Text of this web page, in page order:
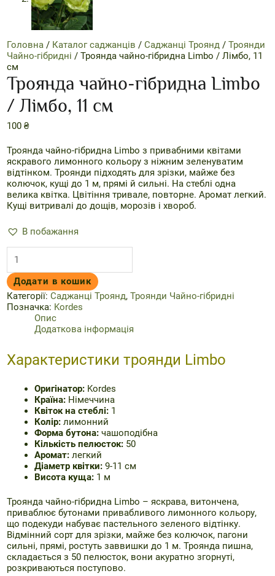
Головна / Каталог саджанців /Саджанці Троянд /Троянди
Чайно-гібридні / Троянда чайно-гібридна Limbo / Лімбо, 11
см
Троянда чайно-гібридна Limbo
/ Лімбо, 11 см
100₴
Троянда чайно-гібридна Limbo з привабними квітами
яскравого лимонного кольору з ніжним зеленуватим
відтінком. Троянди підходять для зрізки, майже без
колючок, кущі до 1 м, прямі й сильні. На стеблі одна
велика квітка. Цвітіння тривале, повторне. Аромат легкий.
Кущі витривалі до дощів, морозів і хвороб.
В побажання
чайно-
гібридна
Limbo
/
Лімбо,
Додати в кошик
Категорії:Саджанці Троянд,Троянди Чайно-гібридні
Позначка: Kordes
Опис
Додаткова інформація
Характеристики троянди Limbo
Оригінатор: Kordes
Країна: Німеччина
Квіток на стеблі: 1
Колір: лимонний
Форма бутона:чашоподібна
Кількість пелюсток: 50
Аромат:легкий
Діаметр квітки: 9-11 см
Висота куща: 1 м
Троянда чайно-гібридна Limbo – яскрава, витончена,
приваблює бутонами привабливого лимонного кольору,
що подекуди набуває пастельного зеленого відтінку.
Відмінний сорт для зрізки, майже без колючок, пагони
сильні, прямі, ростуть заввишки до 1 м. Троянда пишна,
складається з 50 пелюсток, вони акуратно згорнуті,
розкриваються поступово.